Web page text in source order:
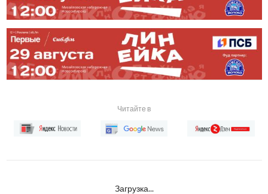
Читайте в
Загрузка...